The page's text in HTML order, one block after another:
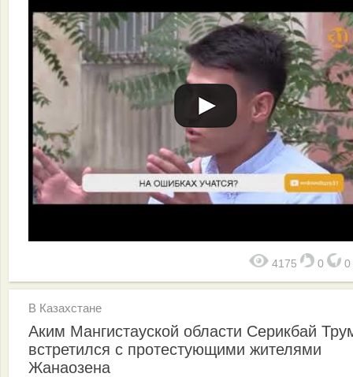
4175 0 0
В Казахстане
Аким Мангистауской области Серикбай
встретился с протестующими жителями
Жанаозена